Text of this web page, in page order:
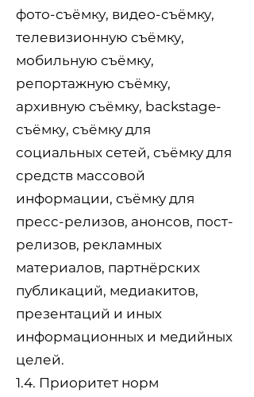
фото-съёмку, видео-съёмку,
телевизионную съёмку,
мобильную съёмку,
репортажную съёмку,
архивную съёмку, backstage-
съёмку, съёмку для
социальных сетей, съёмку для
средств массовой
информации, съёмку для
пресс-релизов, анонсов, пост-
релизов, рекламных
материалов, партнёрских
публикаций, медиакитов,
презентаций и иных
информационных и медийных
целей.
1.4. Приоритет норм